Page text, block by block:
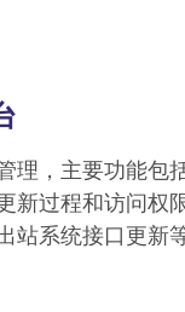
理，主要功能包
新过程和访问权
站系统接口更新等